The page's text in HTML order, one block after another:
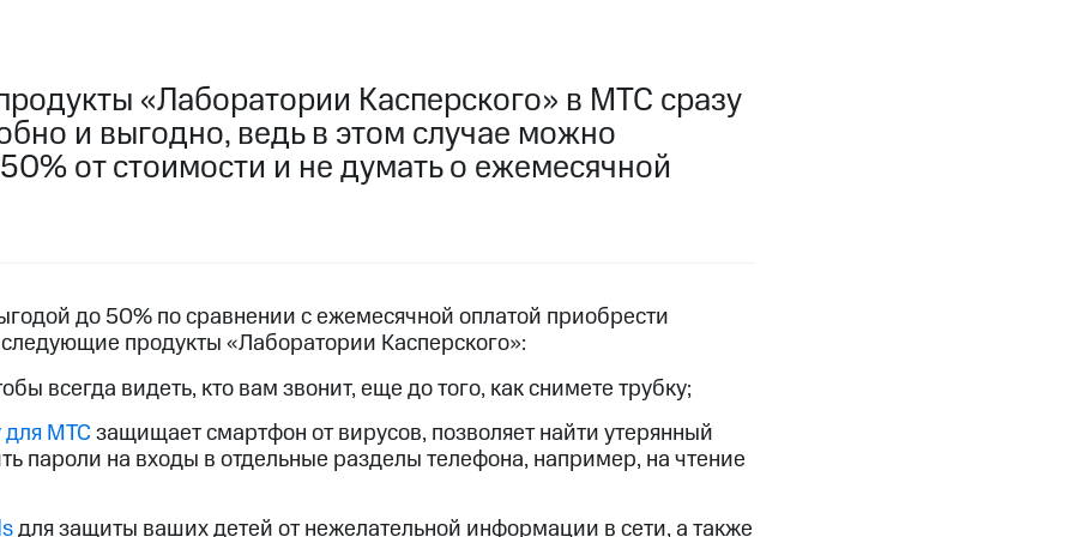
Приложения
Гудок Мой МТСВсе приложения
15%
МТСНастройки автоплатежа Пополнить номер другого оператораОплата
карту
Интернет-магазин
доступ к геолокации
Гудок Мой МТСВсе приложенияИнвестиции
«Лаборатории Касперского» в МТС сразу
и выгодно, ведь в этом случае можно
от стоимости и не думать о ежемесячной
до 50% по сравнении с ежемесячной оплатой приобрести
продукты «Лаборатории Касперского»:
всегда видеть, кто вам звонит, еще до того, как снимете трубку;
для МТСзащищает смартфон от вирусов, позволяет найти утерянный
пароли на входы в отдельные разделы телефона, например, на чтение
для защиты ваших детей от нежелательной информации в сети, а также